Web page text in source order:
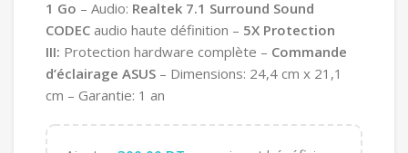
1 Go – Audio: Realtek 7.1 Surround Sound
CODEC audio haute définition – 5X Protection
III: Protection hardware complète – Commande
d’éclairage ASUS – Dimensions: 24,4 cm x 21,1
cm – Garantie: 1 an